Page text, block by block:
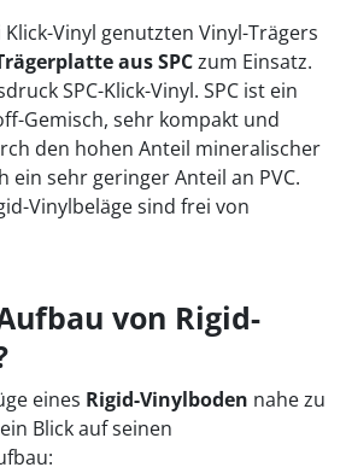
Vinyl genutzten Vinyl-Trägers
ausSPCzum Einsatz.
SPC-Klick-Vinyl. SPC ist ein
Gemisch, sehr kompakt und
den hohen Anteil mineralischer
ein sehr geringer Anteil an PVC.
Vinylbeläge sind frei von
von Rigid-
eines Rigid-Vinylboden nahe zu
Blick auf seinen